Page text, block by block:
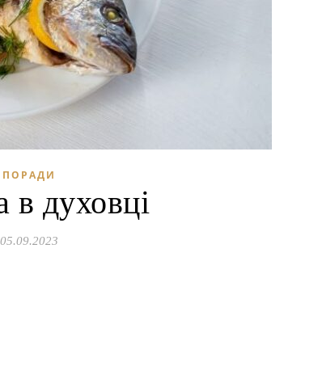
ПОРАДИ
в духовці
05.09.2023